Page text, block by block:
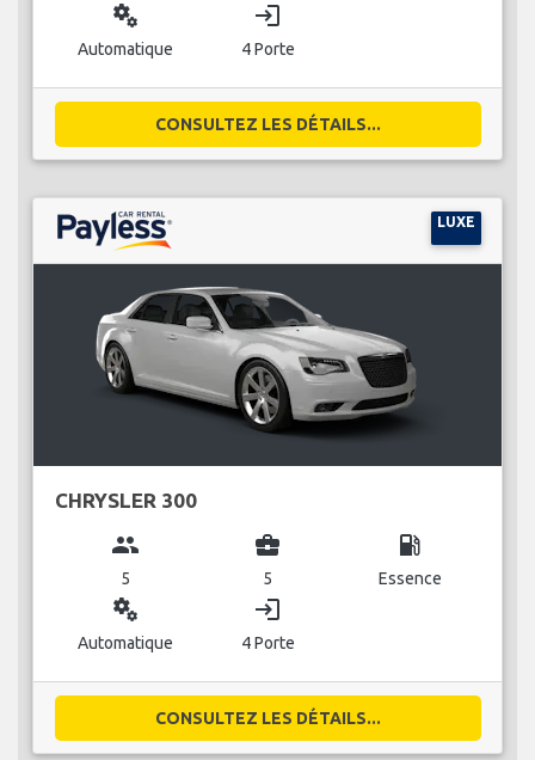
miscellaneous_services
Automatique
login
4 Porte
CONSULTEZ LES DÉTAILS...
LUXE
CHRYSLER 300
group
5
business_center
5
local_gas_station
Essence
miscellaneous_services
Automatique
login
4 Porte
CONSULTEZ LES DÉTAILS...